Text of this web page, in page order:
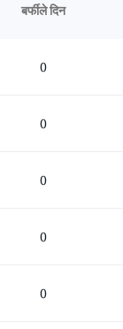
बर्फीले दिन
0
0
0
0
0